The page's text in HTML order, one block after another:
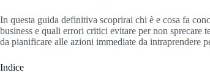
In questa guida definitiva scoprirai chi è e cosa fa
business e quali errori critici evitare per non sprecare
da pianificare alle azioni immediate da intraprendere
Indice